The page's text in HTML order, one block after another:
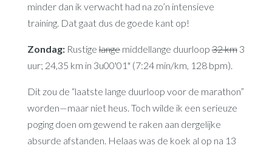
minder dan ik verwacht had na zo’n intensieve
training. Dat gaat dus de goede kant op!
Zondag:Rustigelangemiddellange duurloop32 km3
uur; 24,35 km in 3u00'01" (7:24 min/km, 128 bpm).
Dit zou de “laatste lange duurloop voor de marathon”
worden—maar niet heus. Toch wilde ik een serieuze
poging doen om gewend te raken aan dergelijke
absurde afstanden. Helaas was de koek al op na 13